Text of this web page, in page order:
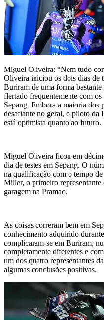
Miguel Oliveira: “Nem tudo
Oliveira iniciou os dois dias de
Buriram de uma forma bastante
flertado frequentemente com os
Sepang. Embora a maioria dos
desafiante no geral, o piloto da
está optimista quanto ao futuro.
Miguel Oliveira ficou em
dia de testes em Sepang. O
na qualificação com o tempo
Miller, o primeiro
garagem na Pramac.
As coisas correram bem em
conhecimento adquirido
complicaram-se em Buriram,
completamente diferentes e
um dos quatro representantes
algumas conclusões positivas.